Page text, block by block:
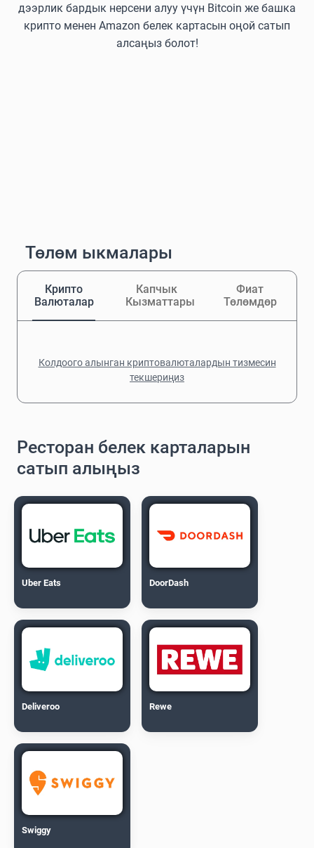
дээрлик бардык нерсени алуу үчүн Bitcoin же башка
крипто менен Amazon белек картасын оңой сатып
алсаңыз болот!
Төлөм ыкмалары
Крипто
Валюталар
Капчык
Кызматтары
Фиат
Төлөмдөр
Колдоого алынган криптовалюталардын тизмесин
текшериңиз
Ресторан белек карталарын
сатып алыңыз
Uber Eats DoorDash
Deliveroo Rewe
Swiggy